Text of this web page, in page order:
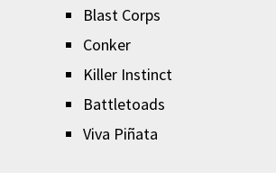
Blast Corps
Conker
Killer Instinct
Battletoads
Viva Piñata